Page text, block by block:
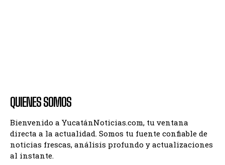
QUIENES SOMOS
Bienvenido a YucatánNoticias.com, tu ventana
directa a la actualidad. Somos tu fuente confiable de
noticias frescas, análisis profundo y actualizaciones
al instante.